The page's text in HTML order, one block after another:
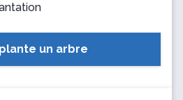
un arbre